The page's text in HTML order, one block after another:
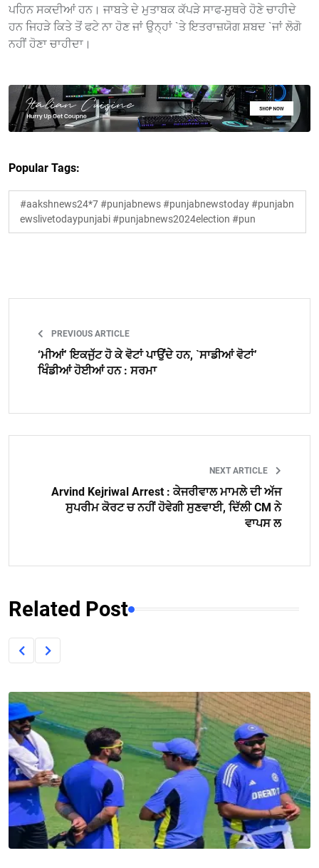
ਪਹਿਨ ਸਕਦੀਆਂ ਹਨ। ਜਾਬਤੇ ਦੇ ਮੁਤਾਬਕ ਕੱਪੜੇ ਸਾਫ-ਸੁਥਰੇ ਹੋਣੇ ਚਾਹੀਦੇ
ਹਨ ਜਿਹੜੇ ਕਿਤੇ ਤੋਂ ਫਟੇ ਨਾ ਹੋਣ ਜਾਂ ਉਨ੍ਹਾਂ `ਤੇ ਇਤਰਾਜ਼ਯੋਗ ਸ਼ਬਦ `ਜਾਂ ਲੋਗੋ
ਨਹੀਂ ਹੋਣਾ ਚਾਹੀਦਾ।
Popular Tags:
#aakshnews24*7 #punjabnews #punjabnewstoday #punjabn
ewslivetodaypunjabi #punjabnews2024election #pun
PREVIOUS ARTICLE
‘ਮੀਆਂ’ ਇਕਜੁੱਟ ਹੋ ਕੇ ਵੋਟਾਂ ਪਾਉਂਦੇ ਹਨ, `ਸਾਡੀਆਂ ਵੋਟਾਂ’
ਖਿੰਡੀਆਂ ਹੋਈਆਂ ਹਨ : ਸਰਮਾ
NEXT ARTICLE
Arvind Kejriwal Arrest : ਕੇਜਰੀਵਾਲ ਮਾਮਲੇ ਦੀ ਅੱਜ
ਸੁਪਰੀਮ ਕੋਰਟ ਚ ਨਹੀਂ ਹੋਵੇਗੀ ਸੁਣਵਾਈ, ਦਿੱਲੀ CM ਨੇ
ਵਾਪਸ ਲ
Related Post